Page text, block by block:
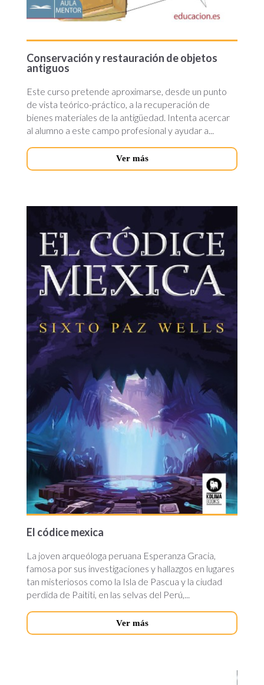
Conservación y restauración de objetos
antiguos
Este curso pretende aproximarse, desde un punto
de vista teórico-práctico, a la recuperación de
bienes materiales de la antigüedad. Intenta acercar
al alumno a este campo profesional y ayudar a...
Ver más
mexica.jpg
El códice mexica
La joven arqueóloga peruana Esperanza Gracia,
famosa por sus investigaciones y hallazgos en lugares
tan misteriosos como la Isla de Pascua y la ciudad
perdida de Paititi, en las selvas del Perú,...
Ver más